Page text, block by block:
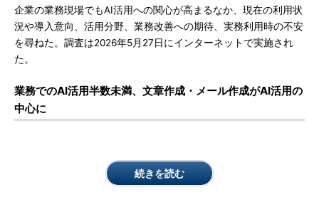
企業の業務現場でもAI活用への関心が高まるなか、現在の利用状
況や導入意向、活用分野、業務改善への期待、実務利用時の不安
を尋ねた。調査は2026年5月27日にインターネットで実施され
た。
業務でのAI活用半数未満、文章作成・メール作成がAI活用の
中心に
続きを読む